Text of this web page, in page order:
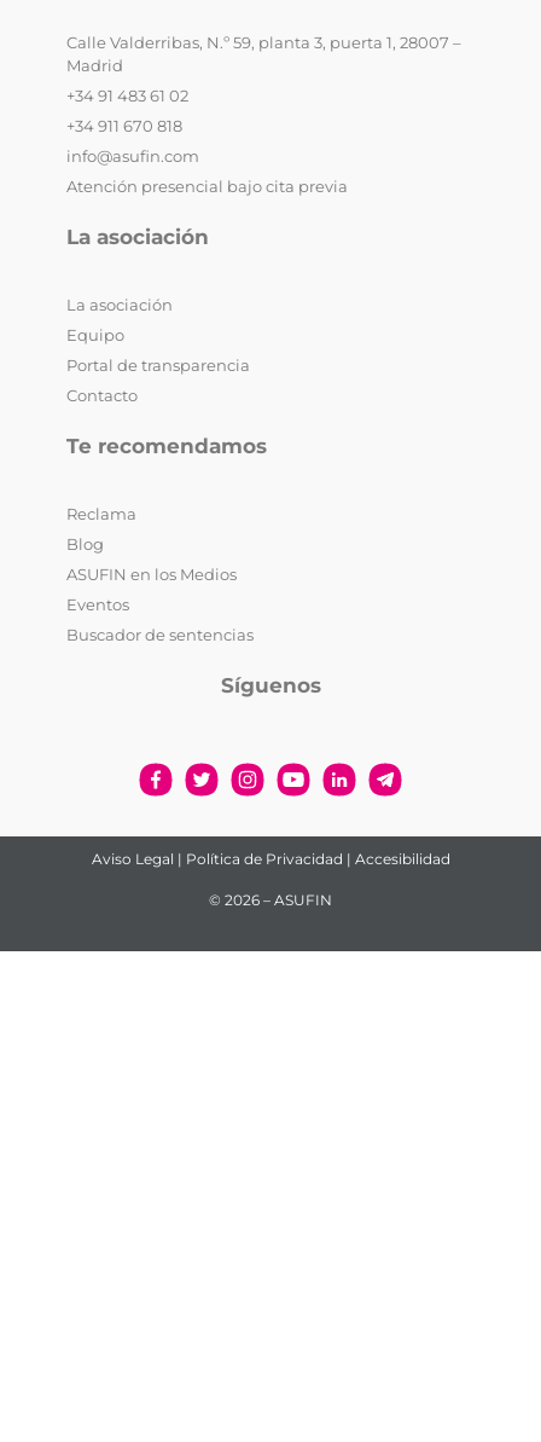
Calle Valderribas, N.º 59, planta 3, puerta 1, 28007 –
Madrid
+34 91 483 61 02
+34 911 670 818
info@asufin.com
Atención presencial bajo cita previa
La asociación
La asociación
Equipo
Portal de transparencia
Contacto
Te recomendamos
Reclama
Blog
ASUFIN en los Medios
Eventos
Buscador de sentencias
Síguenos
Aviso Legal | Política de Privacidad | Accesibilidad
© 2026 – ASUFIN